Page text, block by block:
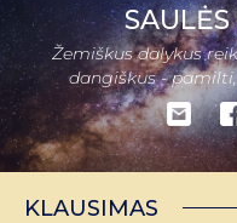
Žemiškus dalykus
dangiškus -
KLAUSIMAS